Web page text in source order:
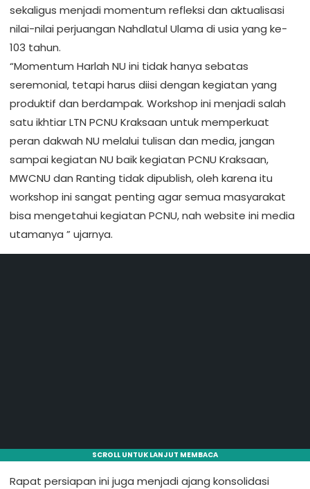
sekaligus menjadi momentum refleksi dan aktualisasi
nilai-nilai perjuangan Nahdlatul Ulama di usia yang ke-
103 tahun.
“Momentum Harlah NU ini tidak hanya sebatas
seremonial, tetapi harus diisi dengan kegiatan yang
produktif dan berdampak. Workshop ini menjadi salah
satu ikhtiar LTN PCNU Kraksaan untuk memperkuat
peran dakwah NU melalui tulisan dan media, jangan
sampai kegiatan NU baik kegiatan PCNU Kraksaan,
MWCNU dan Ranting tidak dipublish, oleh karena itu
workshop ini sangat penting agar semua masyarakat
bisa mengetahui kegiatan PCNU, nah website ini media
utamanya ” ujarnya.
SCROLL UNTUK LANJUT MEMBACA
Rapat persiapan ini juga menjadi ajang konsolidasi